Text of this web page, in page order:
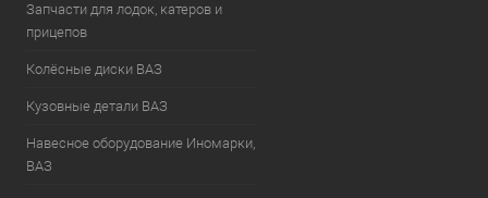
Запчасти для лодок, катеров и
прицепов
Колёсные диски ВАЗ
Кузовные детали ВАЗ
Навесное оборудование Иномарки,
ВАЗ